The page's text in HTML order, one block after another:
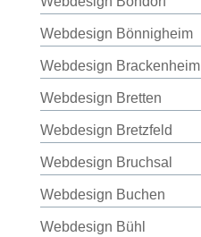
Webdesign Bönnigheim
Webdesign Brackenheim
Webdesign Bretten
Webdesign Bretzfeld
Webdesign Bruchsal
Webdesign Buchen
Webdesign Bühl